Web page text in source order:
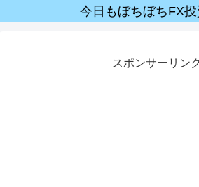
今日もぼちぼちFX
スポンサーリンク